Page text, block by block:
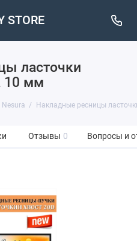
STORE
ласточки
10 мм
Nesura Накладные ресницы
Отзывы 0 Вопросы и